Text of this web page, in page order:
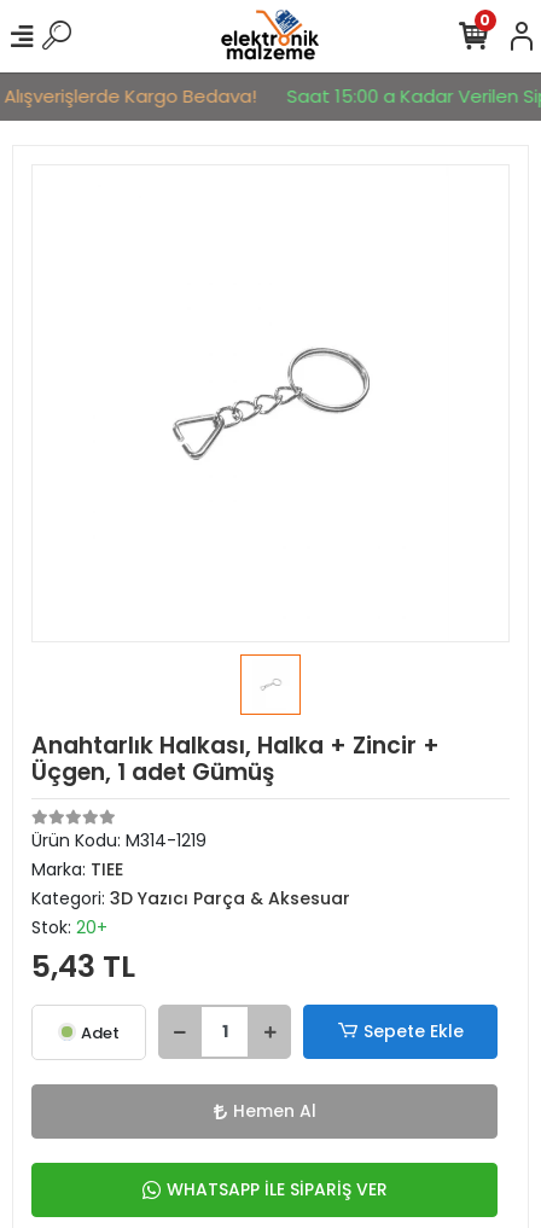
Kargo Bedava! Saat 15:00 a Kadar Verilen
0
Anahtarlık Halkası, Halka + Zincir +
Üçgen, 1 adet Gümüş
Ürün Kodu: M314-1219
Marka: TIEE
Kategori: 3D Yazıcı Parça & Aksesuar
Stok: 20+
5,43 TL
Adet Sepete Ekle
Hemen Al
WHATSAPP İLE SİPARİŞ VER